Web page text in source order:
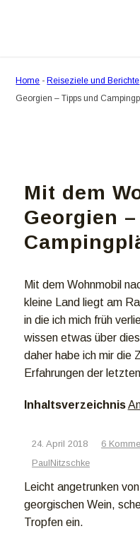
Home - Reiseziele und Berichte
Georgien – Tipps und
Mit dem
Georgien
Mit dem Wohnmobil
kleine Land liegt am
in die ich mich früh
wissen etwas über
daher habe ich mir die
Erfahrungen der
Inhaltsverzeichnis
24. April 2018 6
PaulNitzschke
Leicht angetrunken
georgischen Wein,
Tropfen ein.